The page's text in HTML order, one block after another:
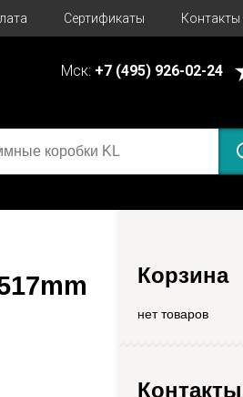
Сертификаты Контакты
Мск: +7 (495) 926-02-24
Корзина
нет товаров
Контакты